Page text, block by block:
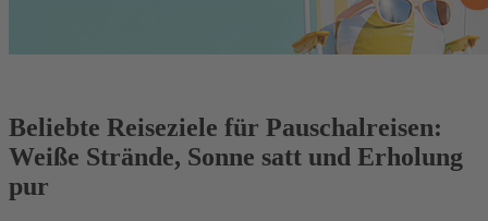
Beliebte Reiseziele für Pauschalreisen:
Weiße Strände, Sonne satt und Erholung
pur